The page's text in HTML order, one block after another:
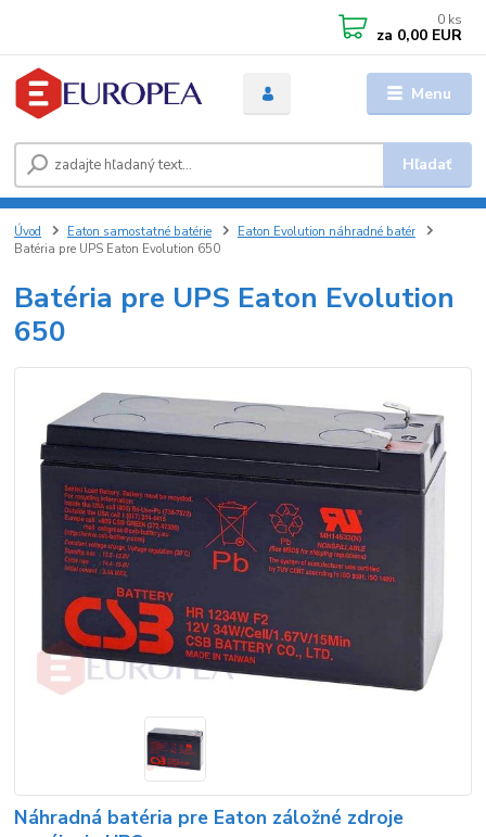
Menu
Hľadať
0 ks
za 0,00 EUR
Úvod Eaton samostatné batérie
Eaton Evolution náhradné batér
Batéria pre UPS Eaton Evolution 650
Batéria pre UPS Eaton Evolution
650
Náhradná batéria pre Eaton záložné zdroje